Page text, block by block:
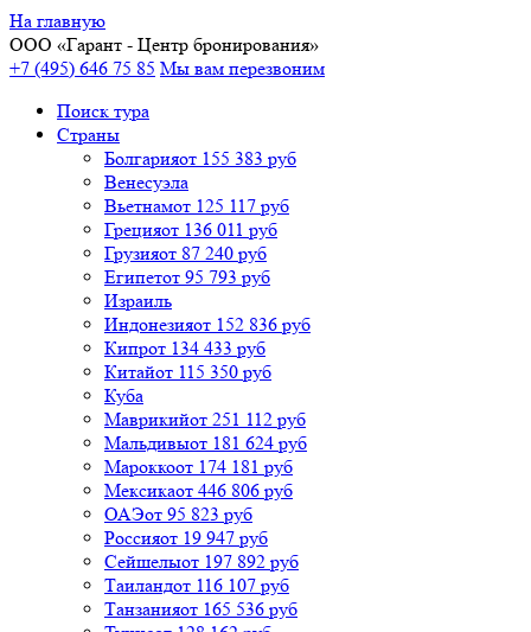
На главную
ООО «Гарант - Центр бронирования»
+7 (495) 646 75 85 Мы вам перезвоним
Поиск тура
Cтраны
Болгарияот 155 383 руб
Венесуэла
Вьетнамот 125 117 руб
Грецияот 136 011 руб
Грузияот 87 240 руб
Египетот 95 793 руб
Израиль
Индонезияот 152 836 руб
Кипрот 134 433 руб
Китайот 115 350 руб
Куба
Маврикийот 251 112 руб
Мальдивыот 181 624 руб
Мароккоот 174 181 руб
Мексикаот 446 806 руб
ОАЭот 95 823 руб
Россияот 19 947 руб
Сейшелыот 197 892 руб
Таиландот 116 107 руб
Танзанияот 165 536 руб